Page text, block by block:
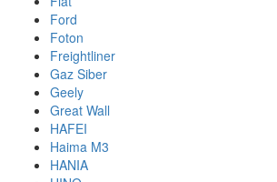
Ford
Foton
Freightliner
Gaz Siber
Geely
Great Wall
HAFEI
Haima M3
HANIA